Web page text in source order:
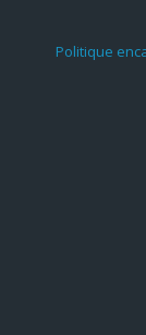
Politique